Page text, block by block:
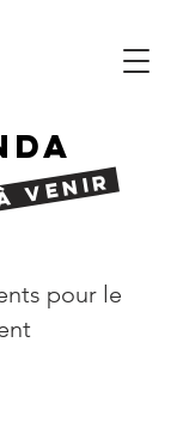
VENIR
pour le